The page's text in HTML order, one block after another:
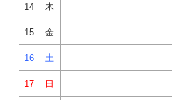
14 木
15 金
16 土
17 日